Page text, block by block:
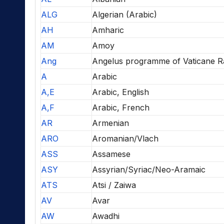
ALG
Algerian (Arabic)
AH
Amharic
AM
Amoy
Ang
Angelus programme of Vaticane
A
Arabic
A,E
Arabic, English
A,F
Arabic, French
AR
Armenian
ARO
Aromanian/Vlach
ASS
Assamese
ASY
Assyrian/Syriac/Neo-Aramaic
ATS
Atsi / Zaiwa
AV
Avar
AW
Awadhi